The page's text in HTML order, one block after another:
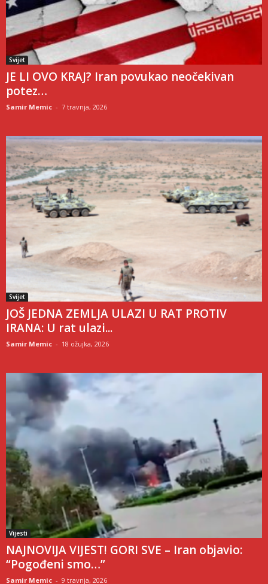
Svijet
JE LI OVO KRAJ? Iran povukao neočekivan
potez…
Samir Memic - 7 travnja, 2026
Svijet
JOŠ JEDNA ZEMLJA ULAZI U RAT PROTIV
IRANA: U rat ulazi...
Samir Memic - 18 ožujka, 2026
Vijesti
NAJNOVIJA VIJEST! GORI SVE – Iran objavio:
“Pogođeni smo…”
Samir Memic - 9 travnja, 2026